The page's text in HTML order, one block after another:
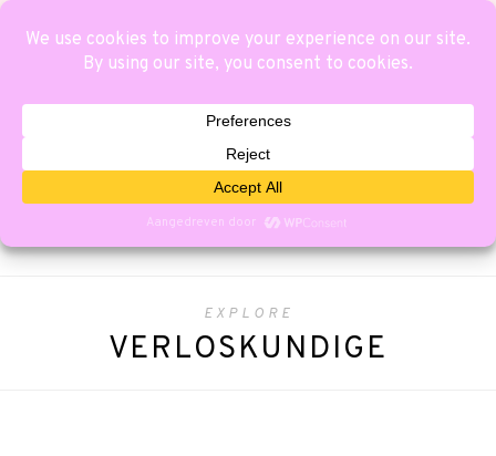
EXPLORE
VERLOSKUNDIGE